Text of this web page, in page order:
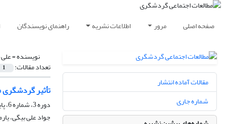
صفحه اصلی مرور اطلاعات نشریه راهنمای نویسندگان
نویسنده =
تعداد مقالات: 1
تأثیر
دوره 3، شماره 6، پاییز 1394، صفحه
جواد علی بیگی،
مقالات آماده انتشار
شماره جاری